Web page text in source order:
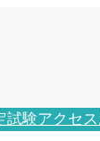
試験アクセス